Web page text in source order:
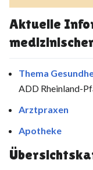
Aktuelle
Thema
ADD Rheinland-
Arztpraxen
Apotheke